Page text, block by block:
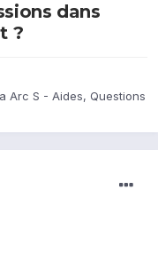
dans
?
Arc S - Aides, Questions